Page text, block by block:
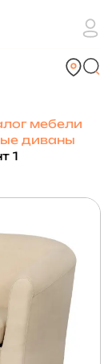
мебели
диваны
1